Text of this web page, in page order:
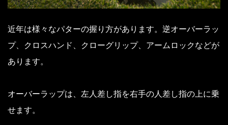
近年は様々なパターの握り方があります。 逆オーバーラッ
プ、クロスハンド、クローグリップ、アームロックなどが
あります。
オーバーラップは、左人差し指を右手の人差し指の上に乗
せます。